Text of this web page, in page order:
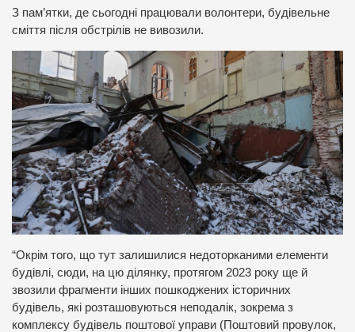
З пам’ятки, де сьогодні працювали волонтери, будівельне
сміття після обстрілів не вивозили.
“Окрім того, що тут залишилися недоторканими елементи
будівлі, сюди, на цю ділянку, протягом 2023 року ще й
звозили фрагменти інших пошкоджених історичних
будівель, які розташовуються неподалік, зокрема з
комплексу будівель поштової управи (Поштовий провулок,